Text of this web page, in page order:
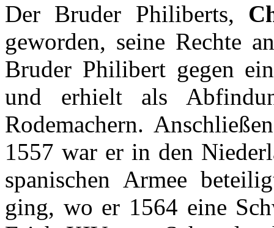
Der Bruder Philiberts,
geworden, seine Rechte
Bruder Philibert gegen ein
und erhielt als
Rodemachern.
1557 war erin den
spanischen Armee
ging, wo er 1564 eine